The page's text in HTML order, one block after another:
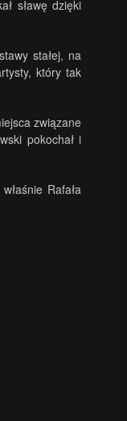
sławę dzięki
stałej, na
który tak
związane
pokochał i
Rafała